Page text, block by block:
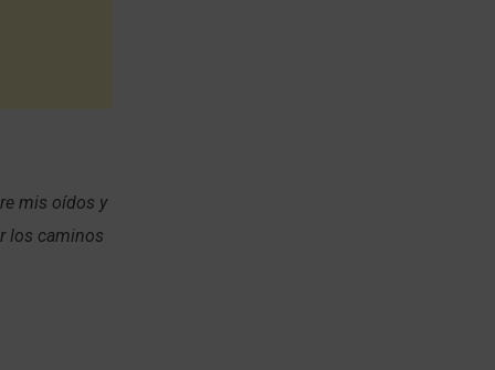
mis oídos y
los caminos